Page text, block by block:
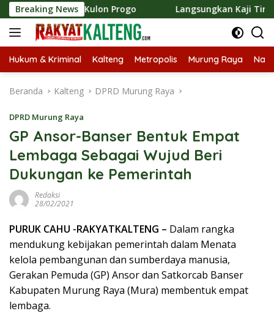
Langsung
ke
konten
Breaking News
Kulon Progo Langsungkan Kaji Tiru, Bupati
Hukum & Kriminal Kalteng Metropolis Murung Raya
Beranda Kalteng DPRD Murung Raya
DPRD Murung Raya
GP Ansor-Banser Bentuk Empat
Lembaga Sebagai Wujud Beri
Dukungan ke Pemerintah
Redaksi
28/02/2021
PURUK CAHU -RAKYATKALTENG – Dalam rangka
mendukung kebijakan pemerintah dalam Menata
kelola pembangunan dan sumberdaya manusia,
Gerakan Pemuda (GP) Ansor dan Satkorcab Banser
Kabupaten Murung Raya (Mura) membentuk empat
lembaga.